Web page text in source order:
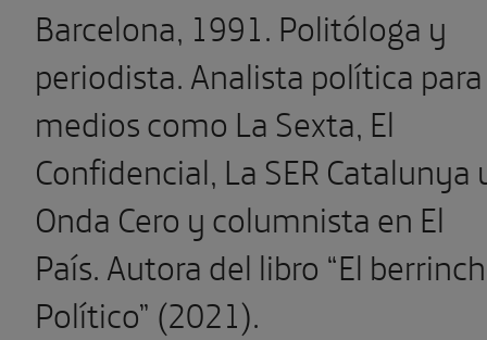
Barcelona, 1991. Politóloga y
periodista. Analista política para
medios como La Sexta, El
Confidencial, La SER Catalunya
Onda Cero y columnista en El
País. Autora del libro “El
Político” (2021).